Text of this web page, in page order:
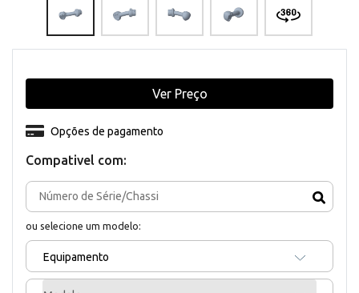
Compativel com:
ou selecione um modelo:
Equipamento
Opções de pagamento
Ver Preço